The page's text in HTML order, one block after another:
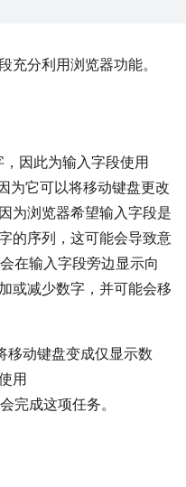
充分利用浏览器功能。
因此为输入字段使用
为它可以将移动键盘更改
为浏览器希望输入字段是
的序列，这可能会导致意
会在输入字段旁边显示向
或减少数字，并可能会移
移动键盘变成仅显示数
用
完成这项任务。